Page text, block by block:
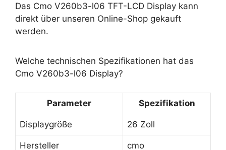
Das Cmo V260b3-l06 TFT-LCD Display kann
direkt über unseren Online-Shop gekauft
werden.
Welche technischen Spezifikationen hat das
Cmo V260b3-l06 Display?
Parameter Spezifikation
Displaygröße 26 Zoll
Hersteller cmo